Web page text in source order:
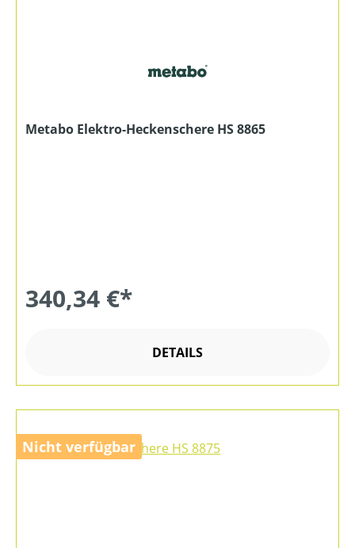
Metabo Elektro-Heckenschere HS 8865
340,34 €*
DETAILS
Nicht verfügbar